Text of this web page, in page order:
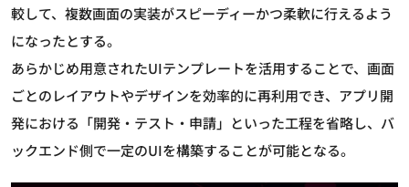
較して、複数画面の実装がスピーディーかつ柔軟に行えるよう
になったとする。
あらかじめ用意されたUIテンプレートを活用することで、画面
ごとのレイアウトやデザインを効率的に再利用でき、アプリ開
発における「開発・テスト・申請」といった工程を省略し、バ
ックエンド側で一定のUIを構築することが可能となる。